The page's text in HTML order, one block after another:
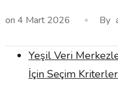
on 4 Mart 2026 By
Yeşil Veri
İçin Seçim